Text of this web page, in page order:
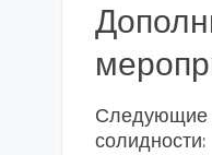
Следующие
солидности: